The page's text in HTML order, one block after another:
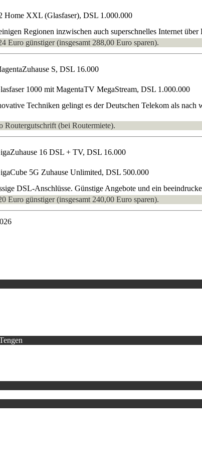
Home XXL (Glasfaser), DSL 1.000.000
Regionen inzwischen auch superschnelles Internet
Euro günstiger (insgesamt 288,00 Euro sparen).
S, DSL 16.000
1000 mit MagentaTV MegaStream, DSL 1.000.000
Techniken gelingt es der Deutschen Telekom als
Routergutschrift (bei Routermiete).
16 DSL + TV, DSL 16.000
5G Zuhause Unlimited, DSL 500.000
DSL-Anschlüsse. Günstige Angebote und ein
Euro günstiger (insgesamt 240,00 Euro sparen).